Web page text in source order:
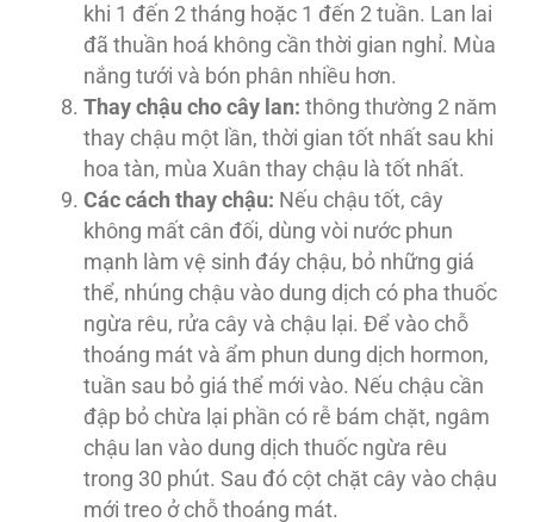
khi 1 đến 2 tháng hoặc 1 đến 2 tuần. Lan lai
đã thuần hoá không cần thời gian nghỉ. Mùa
nắng tưới và bón phân nhiều hơn.
Thay chậu cho cây lan: thông thường 2 năm
thay chậu một lần, thời gian tốt nhất sau khi
hoa tàn, mùa Xuân thay chậu là tốt nhất.
Các cách thay chậu: Nếu chậu tốt, cây
không mất cân đối, dùng vòi nước phun
mạnh làm vệ sinh đáy chậu, bỏ những giá
thể, nhúng chậu vào dung dịch có pha thuốc
ngừa rêu, rửa cây và chậu lại. Ðể vào chỗ
thoáng mát và ẩm phun dung dịch hormon,
tuần sau bỏ giá thể mới vào. Nếu chậu cần
đập bỏ chừa lại phần có rễ bám chặt, ngâm
chậu lan vào dung dịch thuốc ngừa rêu
trong 30 phút. Sau đó cột chặt cây vào chậu
mới treo ở chỗ thoáng mát.